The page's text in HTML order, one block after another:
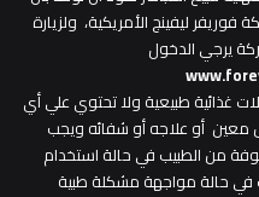
ليفينج الأمريكية، ولزيارة
يرجي الدخول
غذائية طبيعية ولا تحتوي علي أي
معين أو علاجه أو شفائه ويجب
من الطبيب في حالة استخدام
في حالة مواجهة مشكلة طبية